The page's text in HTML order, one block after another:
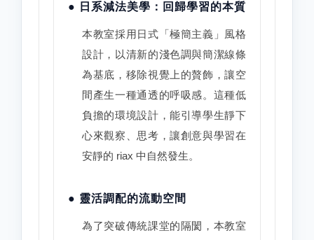
● 日系減法美學：回歸學習的本質
本教室採用日式「極簡主義」風格
設計，以清新的淺色調與簡潔線條
為基底，移除視覺上的贅飾，讓空
間產生一種通透的呼吸感。這種低
負擔的環境設計，能引導學生靜下
心來觀察、思考，讓創意與學習在
安靜的 riax 中自然發生。
● 靈活調配的流動空間
為了突破傳統課堂的隔閡，本教室